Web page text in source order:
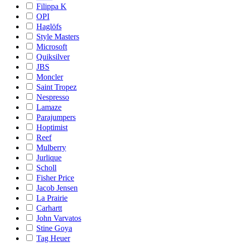
Filippa K
OPI
Haglöfs
Style Masters
Microsoft
Quiksilver
JBS
Moncler
Saint Tropez
Nespresso
Lamaze
Parajumpers
Hoptimist
Reef
Mulberry
Jurlique
Scholl
Fisher Price
Jacob Jensen
La Prairie
Carhartt
John Varvatos
Stine Goya
Tag Heuer